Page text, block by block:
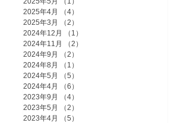
2025年4月
（4）
2025年3月
（2）
2024年12月
（1）
2024年11月
（2）
2024年9月
（2）
2024年8月
（1）
2024年5月
（5）
2024年4月
（6）
2023年9月
（4）
2023年5月
（2）
2023年4月
（5）